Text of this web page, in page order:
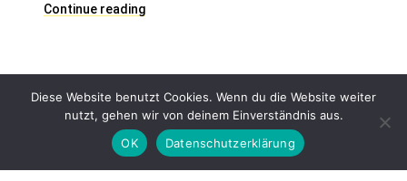
Continue readingL
i
n
s
Diese Website benutzt Cookies. Wenn du die Website weiter
nutzt, gehen wir von deinem Einverständnis aus.
OK
Datenschutzerklärung